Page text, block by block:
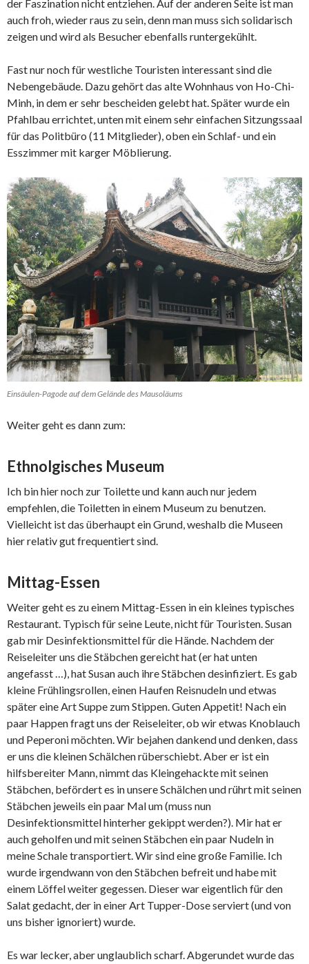
der Faszination nicht entziehen. Auf der anderen Seite ist man
auch froh, wieder raus zu sein, denn man muss sich solidarisch
zeigen und wird als Besucher ebenfalls runtergekühlt.
Fast nur noch für westliche Touristen interessant sind die
Nebengebäude. Dazu gehört das alte Wohnhaus von Ho-Chi-
Minh, in dem er sehr bescheiden gelebt hat. Später wurde ein
Pfahlbau errichtet, unten mit einem sehr einfachen Sitzungssaal
für das Politbüro (11 Mitglieder), oben ein Schlaf- und ein
Esszimmer mit karger Möblierung.
Einsäulen-Pagode auf dem Gelände des Mausoläums
Weiter geht es dann zum:
Ethnolgisches Museum
Ich bin hier noch zur Toilette und kann auch nur jedem
empfehlen, die Toiletten in einem Museum zu benutzen.
Vielleicht ist das überhaupt ein Grund, weshalb die Museen
hier relativ gut frequentiert sind.
Mittag-Essen
Weiter geht es zu einem Mittag-Essen in ein kleines typisches
Restaurant. Typisch für seine Leute, nicht für Touristen. Susan
gab mir Desinfektionsmittel für die Hände. Nachdem der
Reiseleiter uns die Stäbchen gereicht hat (er hat unten
angefasst …), hat Susan auch ihre Stäbchen desinfiziert. Es gab
kleine Frühlingsrollen, einen Haufen Reisnudeln und etwas
später eine Art Suppe zum Stippen. Guten Appetit! Nach ein
paar Happen fragt uns der Reiseleiter, ob wir etwas Knoblauch
und Peperoni möchten. Wir bejahen dankend und denken, dass
er uns die kleinen Schälchen rüberschiebt. Aber er ist ein
hilfsbereiter Mann, nimmt das Kleingehackte mit seinen
Stäbchen, befördert es in unsere Schälchen und rührt mit seinen
Stäbchen jeweils ein paar Mal um (muss nun
Desinfektionsmittel hinterher gekippt werden?). Mir hat er
auch geholfen und mit seinen Stäbchen ein paar Nudeln in
meine Schale transportiert. Wir sind eine große Familie. Ich
wurde irgendwann von den Stäbchen befreit und habe mit
einem Löffel weiter gegessen. Dieser war eigentlich für den
Salat gedacht, der in einer Art Tupper-Dose serviert (und von
uns bisher ignoriert) wurde.
Es war lecker, aber unglaublich scharf. Abgerundet wurde das